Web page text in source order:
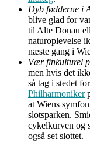
Dyb fødderne i
blive glad for
til Alte Donau
naturoplevelse
næste gang i
Vær finkulturel
men hvis det
så tag i stedet
Philharmoniker
at Wiens
slotsparken.
cykelkurven og
også set slottet.